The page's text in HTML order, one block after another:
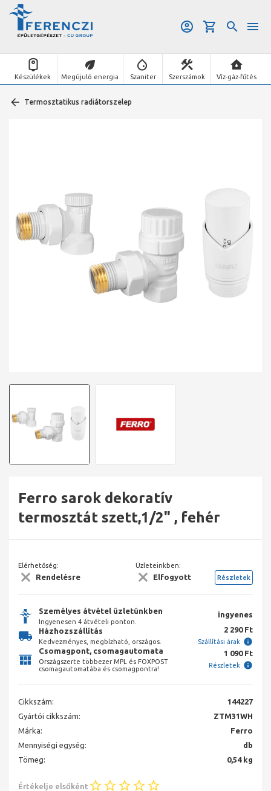
Készülékek Megújuló energia Szaniter Szerszámok Víz-gáz-fűtés
Termosztatikus radiátorszelep
Ferro sarok dekoratív
termosztát szett,1/2" , fehér
Elérhetőség:
Rendelésre
Üzleteinkben:
Elfogyott Részletek
Személyes átvétel üzletünkben
Ingyenesen 4 átvételi ponton.
ingyenes
Házhozszállítás
Kedvezményes, megbízható, országos.
2 290 Ft
Szállítási árak
Csomagpont, csomagautomata
Országszerte többezer MPL és FOXPOST
csomagautomatába és csomagpontra!
1 090 Ft
Részletek
Cikkszám:
144227
Gyártói cikkszám:
ZTM31WH
Márka:
Ferro
Mennyiségi egység:
db
Tömeg:
0,54 kg
Értékelje elsőként